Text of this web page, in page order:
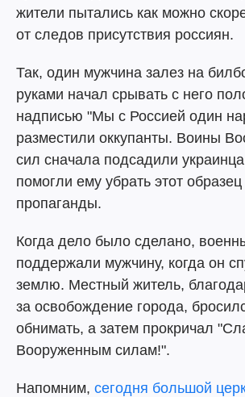
жители пытались как можно
от следов присутствия россиян.
Так, один мужчина залез на
руками начал срывать с него
надписью "Мы с Россией один
разместили оккупанты. Воины
сил сначала подсадили
помогли ему убрать этот
пропаганды.
Когда дело было сделано,
поддержали мужчину, когда он
землю. Местный житель,
за освобождение города,
обнимать, а затем прокричал
Вооруженным силам!".
Напомним, сегодня большой